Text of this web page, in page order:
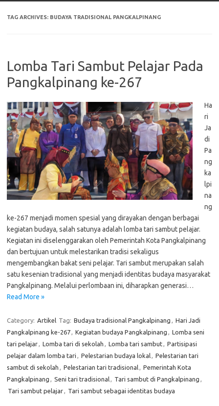
TAG ARCHIVES: BUDAYA TRADISIONAL PANGKALPINANG
Lomba Tari Sambut Pelajar Pada
Pangkalpinang ke-267
Ha
ri
Ja
di
Pa
ng
ka
lpi
na
ng
ke-267 menjadi momen spesial yang dirayakan dengan berbagai
kegiatan budaya, salah satunya adalah lomba tari sambut pelajar.
Kegiatan ini diselenggarakan oleh Pemerintah Kota Pangkalpinang
dan bertujuan untuk melestarikan tradisi sekaligus
mengembangkan bakat seni pelajar. Tari sambut merupakan salah
satu kesenian tradisional yang menjadi identitas budaya masyarakat
Pangkalpinang. Melalui perlombaan ini, diharapkan generasi…
Read More »
Category: Artikel Tag: Budaya tradisional Pangkalpinang , Hari Jadi
Pangkalpinang ke-267, Kegiatan budaya Pangkalpinang , Lomba seni
tari pelajar, Lomba tari di sekolah , Lomba tari sambut, Partisipasi
pelajar dalam lomba tari , Pelestarian budaya lokal, Pelestarian tari
sambut di sekolah , Pelestarian tari tradisional, Pemerintah Kota
Pangkalpinang , Seni tari tradisional, Tari sambut di Pangkalpinang ,
Tari sambut pelajar, Tari sambut sebagai identitas budaya